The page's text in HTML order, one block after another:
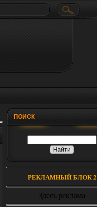
ПОИСК
РЕКЛАМНЫЙ БЛОК 2
Здесь реклама